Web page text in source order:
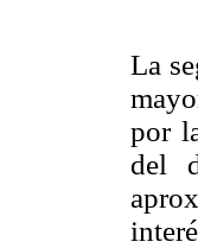
La
por
del